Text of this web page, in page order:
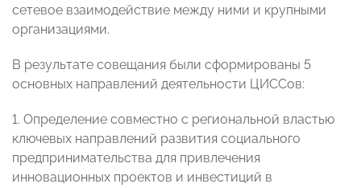
сетевое взаимодействие между ними и крупными
организациями.
В результате совещания были сформированы 5
основных направлений деятельности ЦИССов:
1. Определение совместно с региональной властью
ключевых направлений развития социального
предпринимательства для привлечения
инновационных проектов и инвестиций в